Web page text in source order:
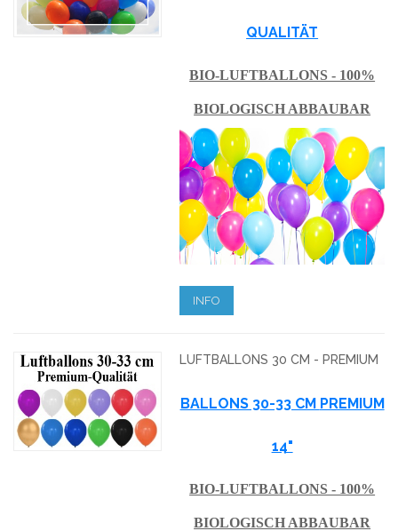
QUALITÄT
BIO-LUFTBALLONS - 100%
BIOLOGISCH ABBAUBAR
INFO
LUFTBALLONS 30 CM - PREMIUM
BALLONS 30-33 CM PREMIUM
14"
BIO-LUFTBALLONS - 100%
BIOLOGISCH ABBAUBAR